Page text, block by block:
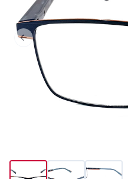
Previous slide